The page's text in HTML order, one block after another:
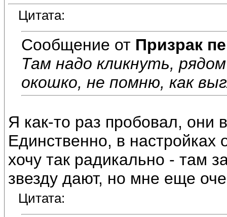
Цитата:
Сообщение от Призрак
Там надо кликнуть,
окошко, не помню, как
Я как-то раз пробовал, они
Единственно, в настройках
хочу так радикально - там
звезду дают, но мне еще
Цитата: